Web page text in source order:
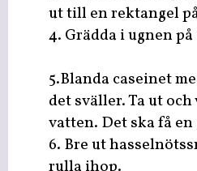
ut till en rektangel
4. Grädda i ugnen
5.Blanda caseinet
det sväller. Ta ut
vatten. Det ska få
6. Bre ut